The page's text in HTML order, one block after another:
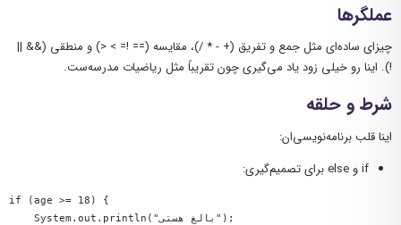
عملگرها
چیزای ساده‌ای مثل جمع و تفریق (+ - * /)، مقایسه (== != > <) و منطقی (&& ||
!). اینا رو خیلی زود یاد می‌گیری چون تقریباً مثل ریاضیات مدرسه‌ست.
شرط و حلقه
اینا قلب برنامه‌نویسی‌ان:
ifو elseبرای تصمیم‌گیری:
if (age >= 18) {
    System.out.println("بالغ هستی");